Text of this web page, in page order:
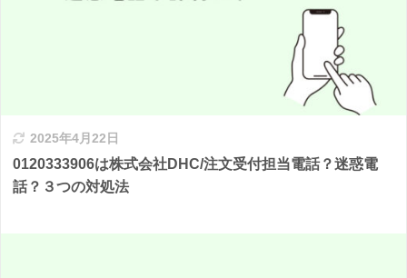
2025年4月22日
0120333906は株式会社DHC/注文受付担当電話？迷惑電
話？３つの対処法